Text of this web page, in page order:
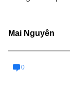
Mai Nguyên
0